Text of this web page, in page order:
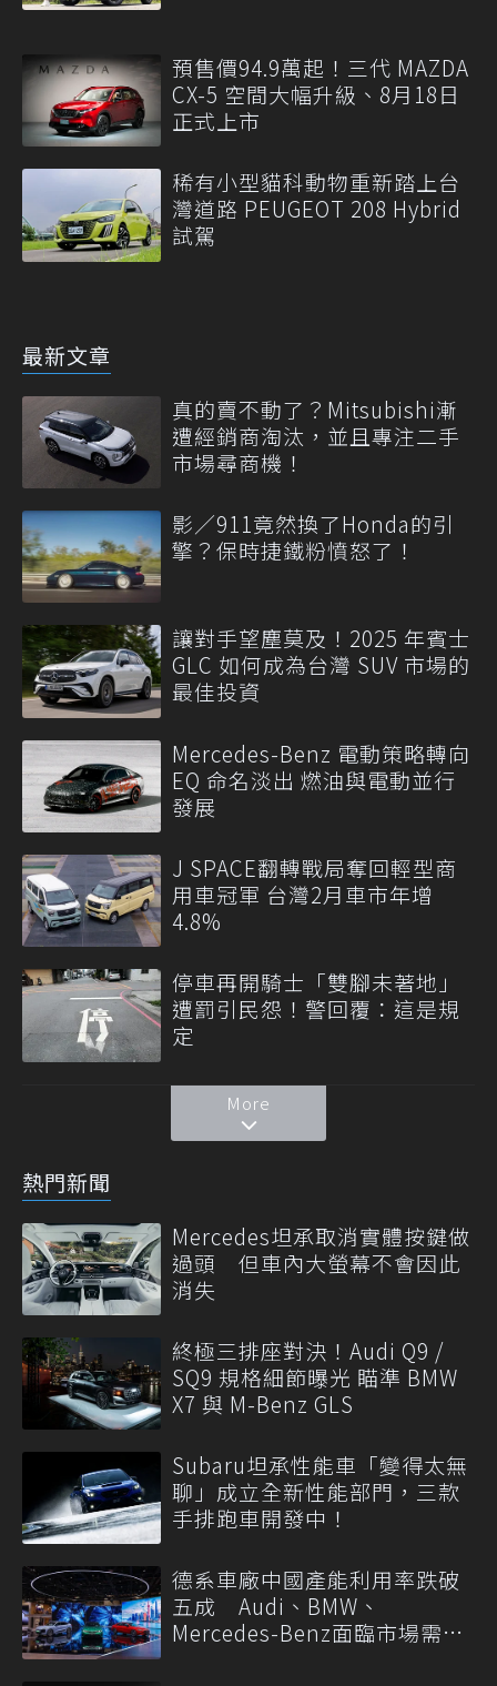
預售價94.9萬起！三代 MAZDA
CX-5 空間大幅升級、8月18日
正式上市
稀有小型貓科動物重新踏上台
灣道路 PEUGEOT 208 Hybrid
試駕
最新文章
真的賣不動了？Mitsubishi漸
遭經銷商淘汰，並且專注二手
市場尋商機！
影／911竟然換了Honda的引
擎？保時捷鐵粉憤怒了！
讓對手望塵莫及！2025 年賓士
GLC 如何成為台灣 SUV 市場的
最佳投資
Mercedes-Benz 電動策略轉向
EQ 命名淡出 燃油與電動並行
發展
J SPACE翻轉戰局奪回輕型商
用車冠軍 台灣2月車市年增
4.8%
停車再開騎士「雙腳未著地」
遭罰引民怨！警回覆：這是規
定
More
熱門新聞
Mercedes坦承取消實體按鍵做
過頭 但車內大螢幕不會因此
消失
終極三排座對決！Audi Q9 /
SQ9 規格細節曝光 瞄準 BMW
X7 與 M-Benz GLS
Subaru坦承性能車「變得太無
聊」成立全新性能部門，三款
手排跑車開發中！
德系車廠中國產能利用率跌破
五成 Audi、BMW、
Mercedes-Benz面臨市場需求